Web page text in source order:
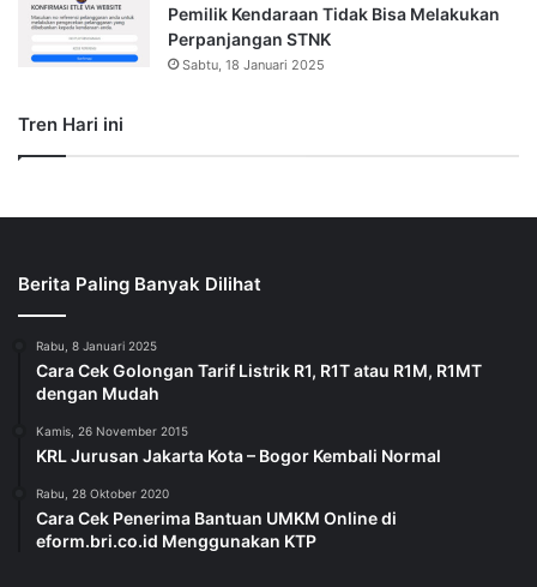
Pemilik Kendaraan Tidak Bisa Melakukan
Perpanjangan STNK
Sabtu, 18 Januari 2025
Tren Hari ini
Berita Paling Banyak Dilihat
Rabu, 8 Januari 2025
Cara Cek Golongan Tarif Listrik R1, R1T atau R1M, R1MT
dengan Mudah
Kamis, 26 November 2015
KRL Jurusan Jakarta Kota – Bogor Kembali Normal
Rabu, 28 Oktober 2020
Cara Cek Penerima Bantuan UMKM Online di
eform.bri.co.id Menggunakan KTP